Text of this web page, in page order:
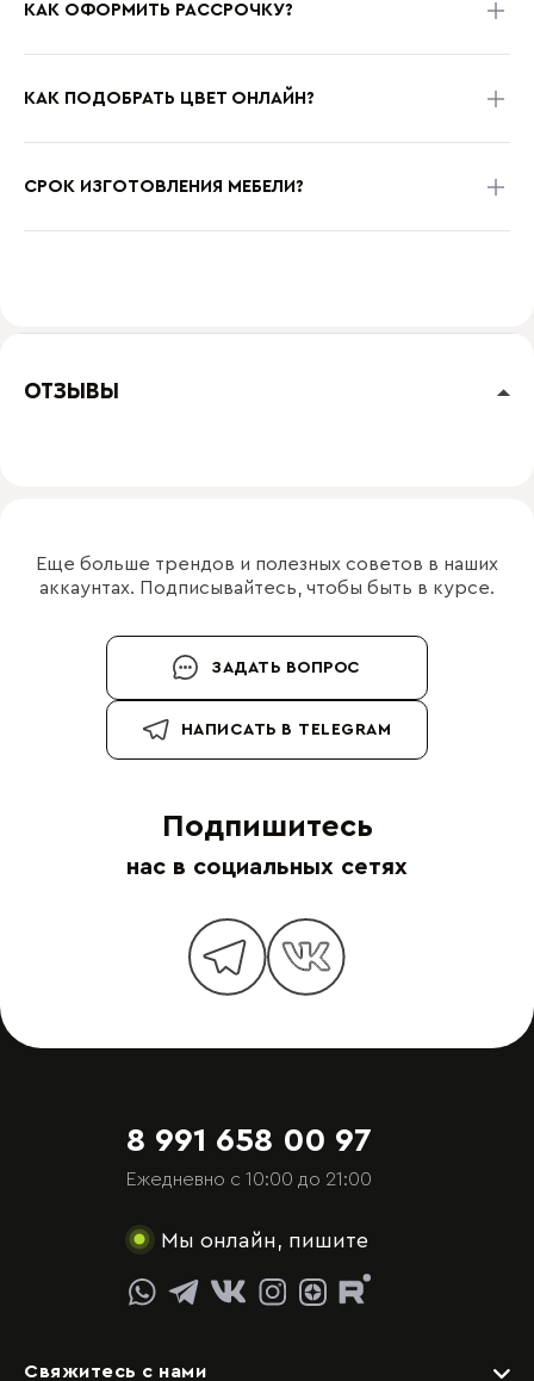
КАК ОФОРМИТЬ РАССРОЧКУ?
КАК ПОДОБРАТЬ ЦВЕТ ОНЛАЙН?
СРОК ИЗГОТОВЛЕНИЯ МЕБЕЛИ?
ОТЗЫВЫ
Еще больше трендов и полезных советов в наших
аккаунтах. Подписывайтесь, чтобы быть в курсе.
ЗАДАТЬ ВОПРОС
НАПИСАТЬ В TELEGRAM
Подпишитесь
нас в социальных сетях
8 991 658 00 97
Ежедневно с 10:00 до 21:00
Мы онлайн, пишите
Свяжитесь с нами